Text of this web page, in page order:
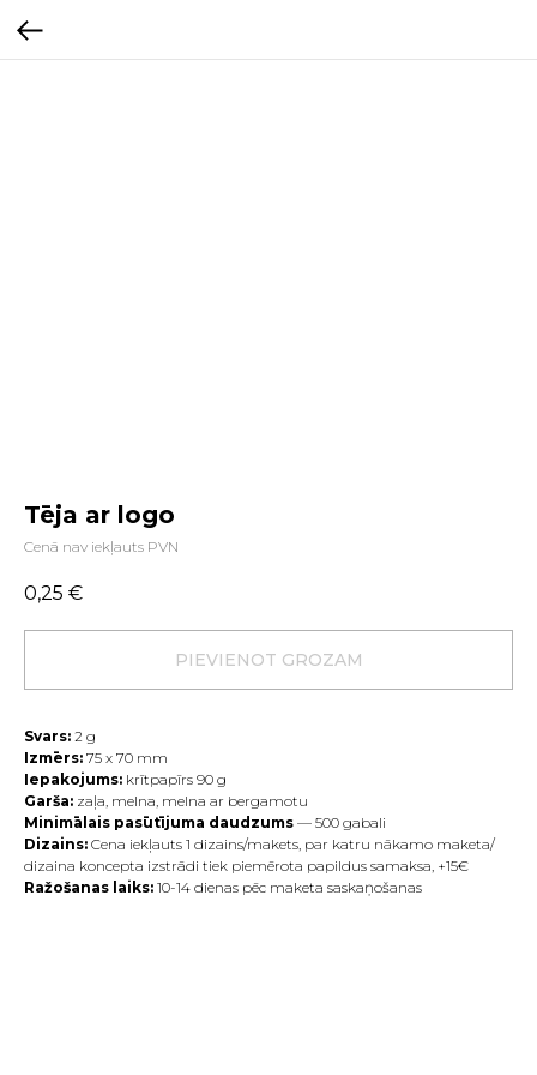
Tēja ar logo
Cenā nav iekļauts PVN
0,25 €
PIEVIENOT GROZAM
Svars: 2 g
Izmērs: 75 х 70 mm
Iepakojums: krītpapīrs 90 g
Garša: zaļa, melna, melna ar bergamotu
Minimālais pasūtījuma daudzums — 500 gabali
Dizains: Cena iekļauts 1 dizains/makets, par katru nākamo maketa/
dizaina koncepta izstrādi tiek piemērota papildus samaksa, +15€
Ražošanas laiks: 10-14 dienas pēc maketa saskaņošanas